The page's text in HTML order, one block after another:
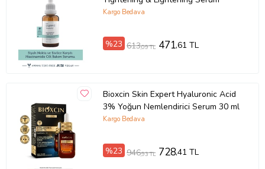
Kargo Bedava
%23 613,09 TL 471,61 TL
Bioxcin Skin Expert Hyaluronic Acid
3% Yoğun Nemlendirici Serum 30 ml
Kargo Bedava
%23 946,93 TL 728,41 TL